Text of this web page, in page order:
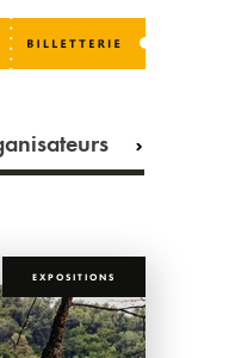
EXPOSITIONS